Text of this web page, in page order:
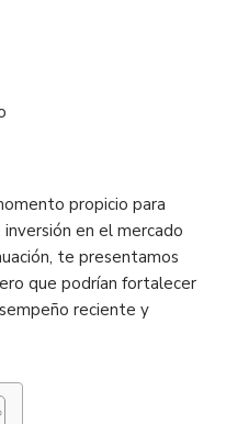
propicio para
en el mercado
te presentamos
que podrían fortalecer
reciente y